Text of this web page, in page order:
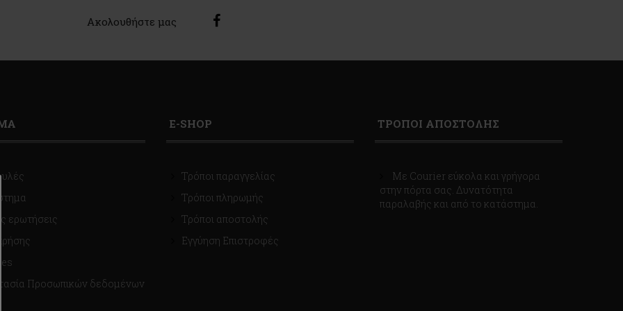
Ακολουθήστε μας
ερωτήσεις
Προσωπικών δεδομένων
E-SHOP
Τρόποι παραγγελίας
Τρόποι πληρωμής
Τρόποι αποστολής
Εγγύηση Επιστροφές
ΤΡΟΠΟΙ ΑΠΟΣΤΟΛΗΣ
Με Courier εύκολα και γρήγορα
στην πόρτα σας. Δυνατότητα
παραλαβής και από το κατάστημα.